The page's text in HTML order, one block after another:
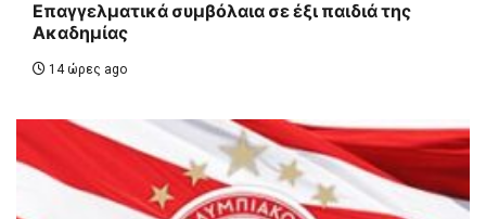
Επαγγελματικά συμβόλαια σε έξι παιδιά της
Ακαδημίας
14 ώρες ago